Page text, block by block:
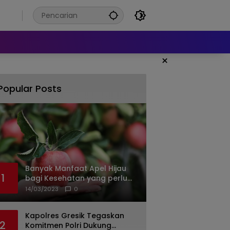
×
Posts
1
Banyak Manfaat Apel Hijau
bagi Kesehatan yang perlu
Anda ketahui
14/03/2023 0
2
Kapolres Gresik Tegaskan
Komitmen Polri Dukung